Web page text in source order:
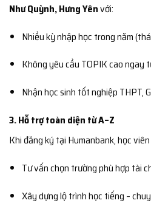
Như Quỳnh, Hưng Yênvới:
Nhiều kỳ nhập học trong năm
Không yêu cầu TOPIK cao ngay
Nhận học sinh tốt nghiệp THPT,
3. Hỗ trợ toàn diện từ A–Z
Khi đăng ký tại Humanbank, học
Tư vấn chọn trường phù hợp tài
Xây dựng lộ trình học tiếng –